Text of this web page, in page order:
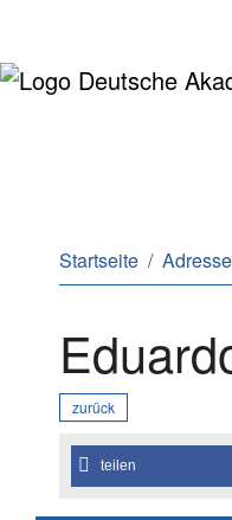
Sie sind hier:
Startseite Adresse
zurück
teilen